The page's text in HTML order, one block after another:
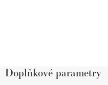
Doplňkové parametry